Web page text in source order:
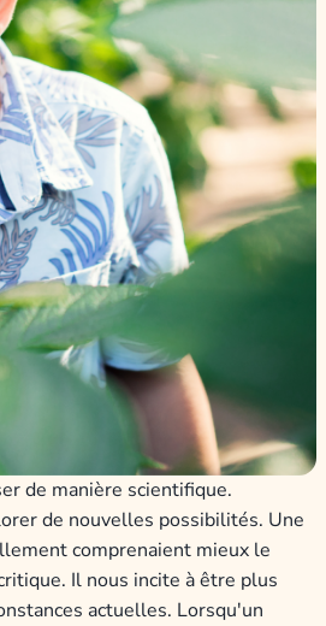
de manière scientifique.
de nouvelles possibilités. Une
comprenaient mieux le
Il nous incite à être plus
actuelles. Lorsqu'un